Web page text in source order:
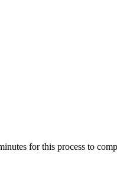
for this process to